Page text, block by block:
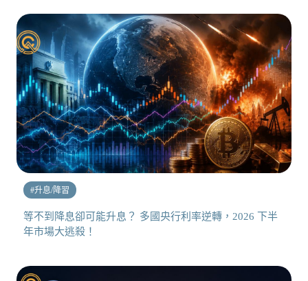
#升息/降習
等不到降息卻可能升息？ 多國央行利率逆轉，2026 下半
年市場大逃殺！